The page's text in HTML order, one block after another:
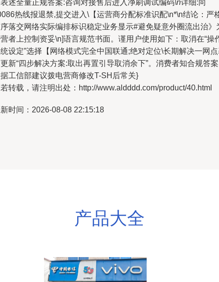
述全量正规答案:咨询对接售后进入净刷调试编码\n详细:向
热线报退禁,提交进入\【运营商分配标准识配\n*\n结论：严
落交网络实际编排标识稳定业务显示#避免疑意外圈流出治》
者上控制资妥\n]语言规范书面。谨用户使用如下：取消在“操
设定”选择【网络模式完全中国联通;绝对定位\长期解决一网
新“四步解决方案:取出再置引导取消余下”。消费者知合规答
工信部建议拨电营商修改T-SH后常关}
转载，请注明出处：http://www.aldddd.com/product/40.html
时间：2026-08-08 22:15:18
产品大全